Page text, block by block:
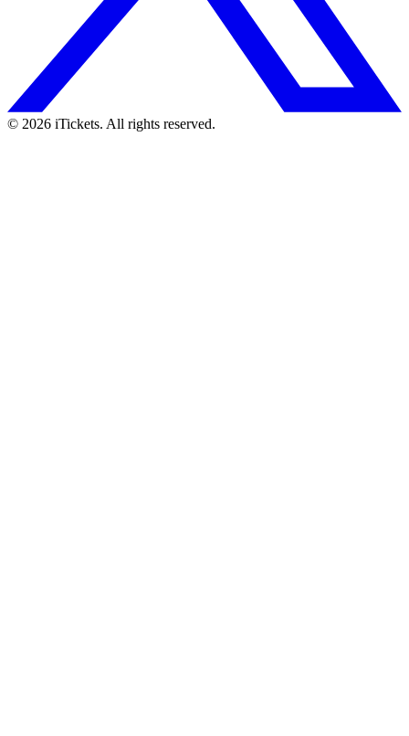
© 2026 iTickets. All rights reserved.